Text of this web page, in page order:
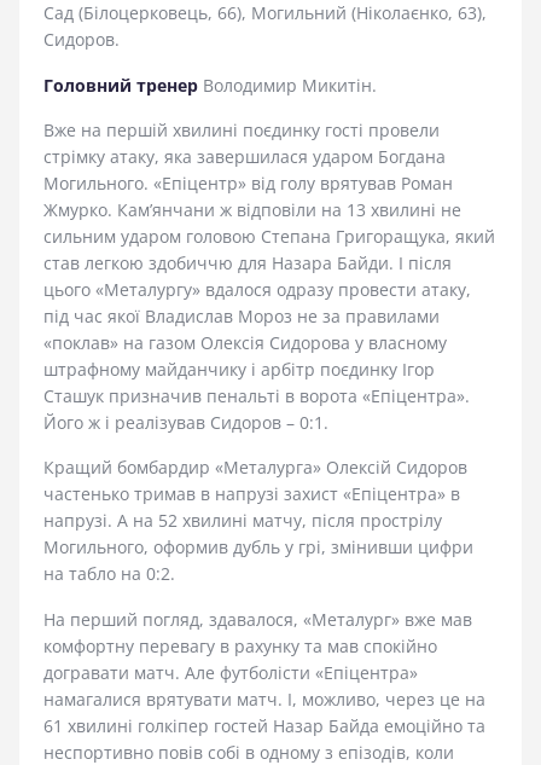
Сад (Білоцерковець, 66), Могильний (Ніколаєнко, 63),
Сидоров.
Головний тренер Володимир Микитін.
Вже на першій хвилині поєдинку гості провели
стрімку атаку, яка завершилася ударом Богдана
Могильного. «Епіцентр» від голу врятував Роман
Жмурко. Кам’янчани ж відповіли на 13 хвилині не
сильним ударом головою Степана Григоращука, який
став легкою здобиччю для Назара Байди. І після
цього «Металургу» вдалося одразу провести атаку,
під час якої Владислав Мороз не за правилами
«поклав» на газом Олексія Сидорова у власному
штрафному майданчику і арбітр поєдинку Ігор
Сташук призначив пенальті в ворота «Епіцентра».
Його ж і реалізував Сидоров – 0:1.
Кращий бомбардир «Металурга» Олексій Сидоров
частенько тримав в напрузі захист «Епіцентра» в
напрузі. А на 52 хвилині матчу, після прострілу
Могильного, оформив дубль у грі, змінивши цифри
на табло на 0:2.
На перший погляд, здавалося, «Металург» вже мав
комфортну перевагу в рахунку та мав спокійно
догравати матч. Але футболісти «Епіцентра»
намагалися врятувати матч. І, можливо, через це на
61 хвилині голкіпер гостей Назар Байда емоційно та
неспортивно повів собі в одному з епізодів, коли